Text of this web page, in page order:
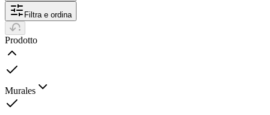
Filtra e ordina
Prodotto
Murales